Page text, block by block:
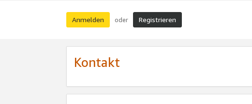
Anmelden oder Registrieren
Kontakt